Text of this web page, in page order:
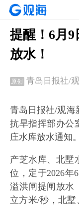
提醒！6月9
放水！
原创 青岛日报社/
青岛日报社/观海
抗旱指挥部办公
庄水库放水通知。
产芝水库、北墅
位，定于2026年
溢洪闸提闸放水
立方米/秒，北